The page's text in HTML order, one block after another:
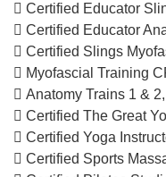
 Certified Educator
 Certified Educator
 Certified Slings
 Myofascial Training
 Anatomy Trains 1 &
 Certified The Great
 Certified Yoga
 Certified Sports